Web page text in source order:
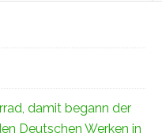
damit begann der
Deutschen Werken in